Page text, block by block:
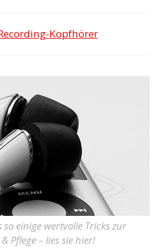
Kopfhörer
so einige wertvolle Tricks zur
Pflege – lies sie hier!